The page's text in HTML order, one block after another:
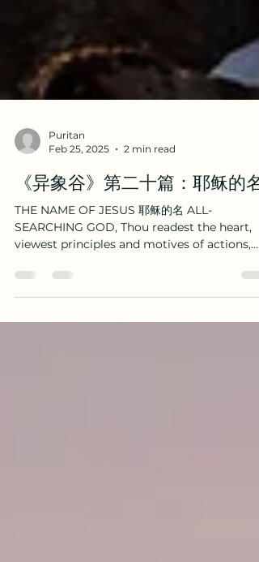
Feb 25, 2025
2 min read
《异象谷》第二十篇：耶稣的名
THE NAME OF JESUS 耶稣的名 ALL-
viewest principles and motives of actions,
seest more defilement in...